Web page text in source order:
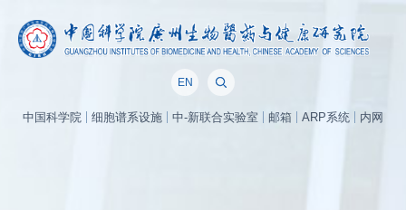
EN
中国科学院 细胞谱系设施 中-新联合实验室 邮箱 ARP系统 内网